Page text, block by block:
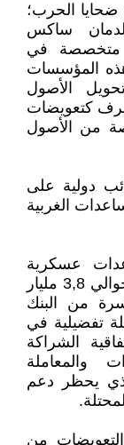
ضحايا الحرب؛
ساكس
متخصصة في
المؤسسات
الأصول
كتعويضات
من الأصول
دولية على
الغربية
عسكرية
واقتصادية ضخمة من الولايات المتحدة (حوالي 3,8 مليار
من البنك
تفضيلية في
الشراكة
والمعاملة
يحظر دعم
التعويضات من